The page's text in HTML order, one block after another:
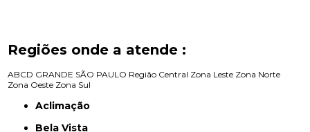
Regiões onde a atende :
ABCD GRANDE SÃO PAULO Região Central Zona Leste Zona Norte
Zona Oeste Zona Sul
Aclimação
Bela Vista